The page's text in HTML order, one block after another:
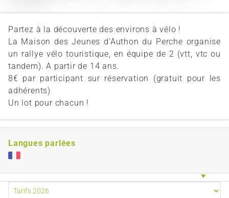
Partez à la découverte des environs à vélo !
La Maison des Jeunes d'Authon du Perche organise
un rallye vélo touristique, en équipe de 2 (vtt, vtc ou
tandem). A partir de 14 ans.
8€ par participant sur réservation (gratuit pour les
adhérents)
Un lot pour chacun !
Langues parlées